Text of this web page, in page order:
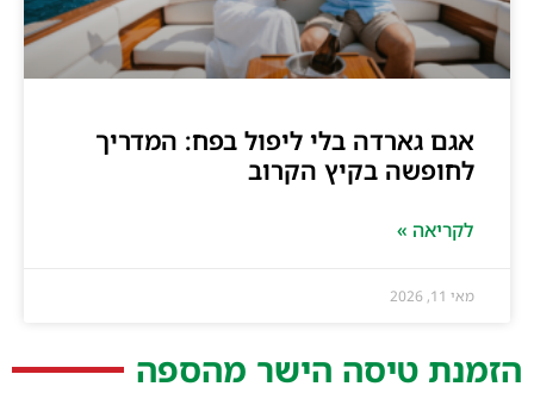
אגם גארדה בלי ליפול בפח: המדריך
לחופשה בקיץ הקרוב
לקריאה »
מאי 11, 2026
הזמנת טיסה הישר מהספה